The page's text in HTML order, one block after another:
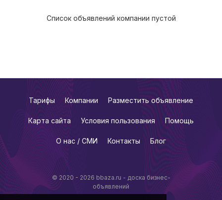
Список объявлений компании пустой
© 2020 - 2026 bbaza.ru - доска бизнес-
объявлений
Тарифы Компании Разместить объявление
Карта сайта Условия пользования Помощь
О нас / СМИ Контакты Блог